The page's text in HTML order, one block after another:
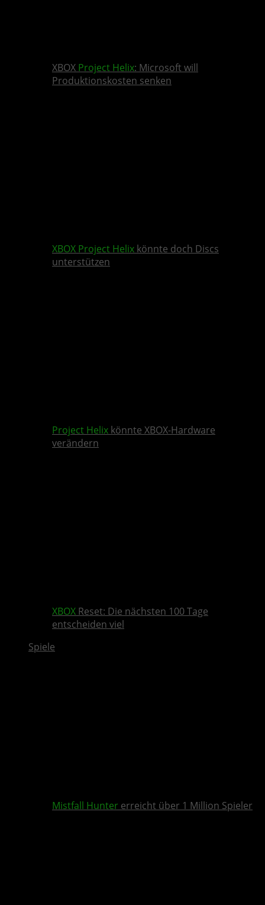
XBOX Project Helix: Microsoft will
Produktionskosten senken
XBOX Project Helix könnte doch Discs
unterstützen
Project Helix könnte XBOX-Hardware
verändern
XBOX Reset: Die nächsten 100 Tage
entscheiden viel
Spiele
Mistfall Hunter erreicht über 1 Million Spieler